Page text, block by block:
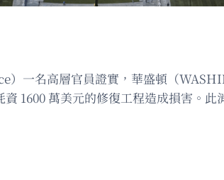
）一名高層官員證實，華盛頓（
1600 萬美元的修復工程造成損害